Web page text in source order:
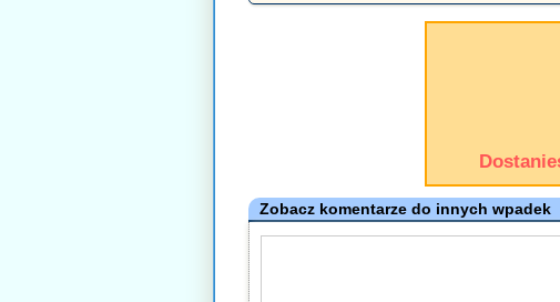
Zobacz komentarze do innych wpadek